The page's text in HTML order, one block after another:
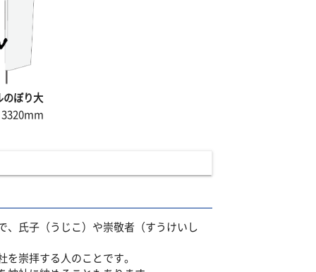
のぼり大
、氏子（うじこ）や崇敬者（すうけいし
崇拝する人のことです。